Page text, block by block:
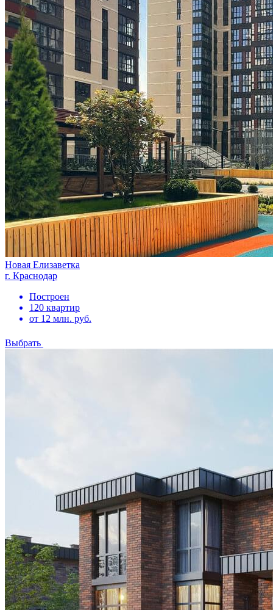
Новая Елизаветка
г. Краснодар
Построен
120 квартир
от 12 млн. руб.
Выбрать